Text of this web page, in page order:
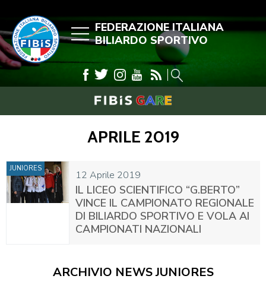
FEDERAZIONE ITALIANA
BILIARDO SPORTIVO
APRILE 2019
12 Aprile 2019
JUNIORES
IL LICEO SCIENTIFICO “G.BERTO”
VINCE IL CAMPIONATO REGIONALE
DI BILIARDO SPORTIVO E VOLA AI
CAMPIONATI NAZIONALI
ARCHIVIO NEWS JUNIORES